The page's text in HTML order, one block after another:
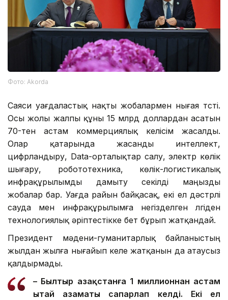
Фото: Аkorda
Саяси уағдаластық нақты жобалармен нығая түсті.
Осы жолы жалпы құны 15 млрд доллардан асатын
70-тен астам коммерциялық келісім жасалды.
Олар қатарында жасанды интеллект,
цифрландыру, Data-орталықтар салу, электр көлік
шығару, робототехника, көлік-логистикалық
инфрақұрылымды дамыту секілді маңызды
жобалар бар. Уағда райын байқасақ, екі ел дәстүрлі
сауда мен инфрақұрылымға негізделген үлгіден
технологиялық әріптестікке бет бұрып жатқандай.
Президент мәдени-гуманитарлық байланыстың
жылдан жылға нығайып келе жатқанын да атаусыз
қалдырмады.
– Былтыр Қазақстанға 1 миллионнан астам
Қытай азаматы сапарлап келді. Екі ел